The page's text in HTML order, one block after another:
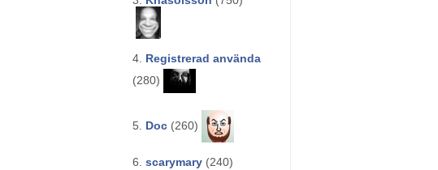
4. Registrerad använda
(280)
5. Doc (260)
6. scarymary (240)